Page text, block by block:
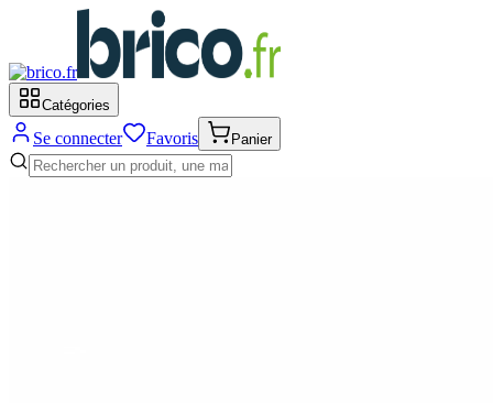
Catégories
Se connecter Favoris Panier